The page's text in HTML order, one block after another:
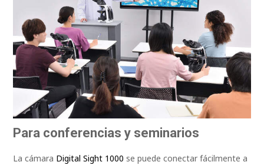
Para conferencias y seminarios
La cámara Digital Sight 1000 se puede conectar fácilmente a